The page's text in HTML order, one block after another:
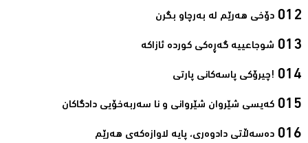
دۆخی هەرێم لە بەرچاو بگرن‌
شوجاعییە گەڕەکی کوردە ئازاکە‌
!چیرۆکی پاسەکانی پارتی‌
کەیسی شێروان شێروانی و نا سەربەخۆیی دادگاکان‌
دەسەڵاتی دادوەری، پایه‌ لاوازه‌كەی هه‌رێم‌